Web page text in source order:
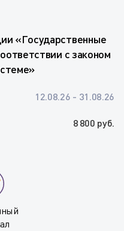
«Государственные
с законом
12.08.26 - 31.08.26
8 800 руб.